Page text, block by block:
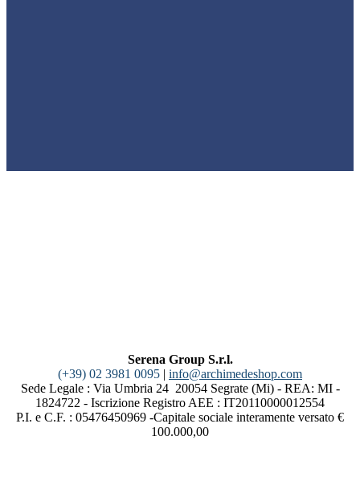
Serena Group S.r.l.
(+39) 02 3981 0095 | info@archimedeshop.com
Sede Legale : Via Umbria 24 20054 Segrate (Mi) - REA: MI -
1824722 - Iscrizione Registro AEE : IT20110000012554
P.I. e C.F. : 05476450969 -Capitale sociale interamente versato €
100.000,00